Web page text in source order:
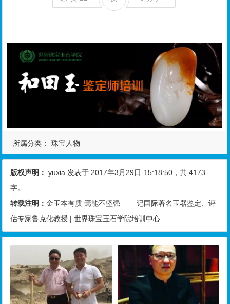
所属分类： 珠宝人物
版权声明： yuxia 发表于 2017年3月29日 15:18:50 ，共 4173
字。
转载注明：金玉本有质 焉能不坚强 ——记国际著名玉器鉴定、评
估专家鲁克化教授 | 世界珠宝玉石学院培训中心